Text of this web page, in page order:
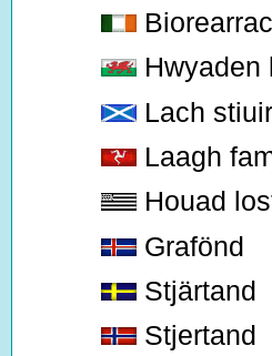
Hwyaden
Lach
Laagh
Houad
Grafönd
Stjärtand
Stjertand